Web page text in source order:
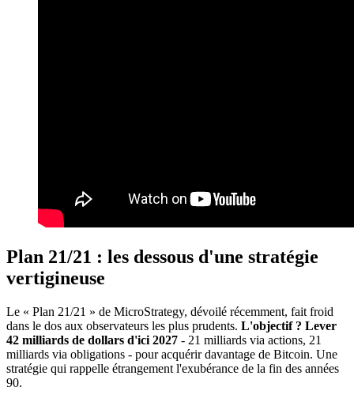
Plan 21/21 : les dessous d'une stratégie
vertigineuse
Le « Plan 21/21 » de MicroStrategy, dévoilé récemment, fait froid
dans le dos aux observateurs les plus prudents. L'objectif ? Lever
42 milliards de dollars d'ici 2027 - 21 milliards via actions, 21
milliards via obligations - pour acquérir davantage de Bitcoin. Une
stratégie qui rappelle étrangement l'exubérance de la fin des années
90.